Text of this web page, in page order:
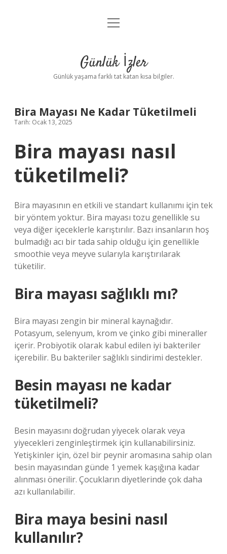
Anasayfa
Yasal Uyarı
menüyü
Günlük İzler
Günlük yaşama farklı tat katan kısa bilgiler.
Bira Mayası Ne Kadar Tüketilmeli
Tarih: Ocak 13, 2025
Bira mayası nasıl
tüketilmeli?
Bira mayasının en etkili ve standart kullanımı için tek
bir yöntem yoktur. Bira mayası tozu genellikle su
veya diğer içeceklerle karıştırılır. Bazı insanların hoş
bulmadığı acı bir tada sahip olduğu için genellikle
smoothie veya meyve sularıyla karıştırılarak
tüketilir.
Bira mayası sağlıklı mı?
Bira mayası zengin bir mineral kaynağıdır.
Potasyum, selenyum, krom ve çinko gibi mineraller
içerir. Probiyotik olarak kabul edilen iyi bakteriler
içerebilir. Bu bakteriler sağlıklı sindirimi destekler.
Besin mayası ne kadar
tüketilmeli?
Besin mayasını doğrudan yiyecek olarak veya
yiyecekleri zenginleştirmek için kullanabilirsiniz.
Yetişkinler için, özel bir peynir aromasına sahip olan
besin mayasından günde 1 yemek kaşığına kadar
alınması önerilir. Çocukların diyetlerinde çok daha
azı kullanılabilir.
Bira maya besini nasıl
kullanılır?